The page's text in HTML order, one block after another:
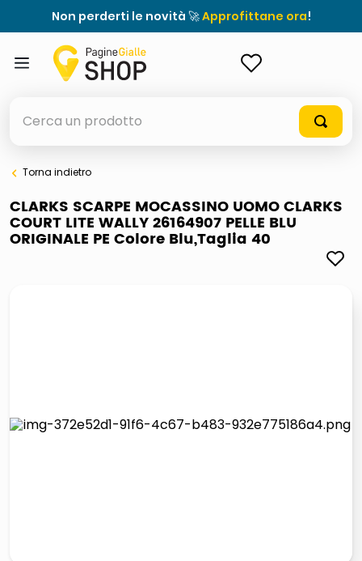
Non perderti le novità 🚀Approfittane ora!
elenchi telefonici
orologio parete
pattumiera raccolta differenziata
Torna indietro
CLARKS SCARPE MOCASSINO UOMO CLARKS
COURT LITE WALLY 26164907 PELLE BLU
ORIGINALE PE Colore Blu,Taglia 40